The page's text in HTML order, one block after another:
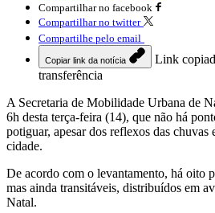
Compartilhar no facebook
Compartilhar no twitter
Compartilhe pelo email
Copiar link da notícia
Link
transferência
A Secretaria de Mobilidade Urbana de
6h desta terça-feira (14), que não há
potiguar, apesar dos reflexos das chuvas
cidade.
De acordo com o levantamento, há oito
mas ainda transitáveis, distribuídos em
Natal.